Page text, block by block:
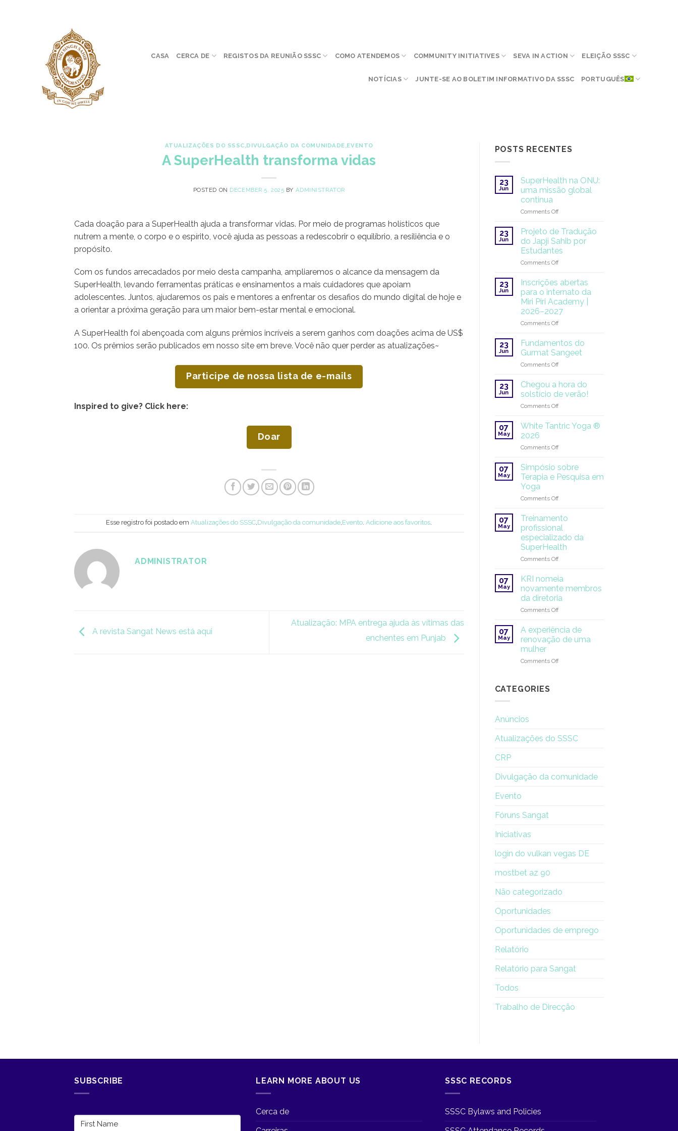
CASA CERCA DE REGISTOS DA REUNIÃO SSSC COMO ATENDEMOS COMMUNITY INITIATIVES SEVA IN ACTION ELEIÇÃO SSSC
NOTÍCIAS JUNTE-SE AO BOLETIM INFORMATIVO DA SSSC PORTUGUÊS
ATUALIZAÇÕES DO SSSC,DIVULGAÇÃO DA COMUNIDADE,EVENTO
A SuperHealth transforma vidas
POSTED ON DECEMBER 5, 2025 BY ADMINISTRATOR
Cada doação para a SuperHealth ajuda a transformar vidas. Por meio de programas holísticos que
nutrem a mente, o corpo e o espírito, você ajuda as pessoas a redescobrir o equilíbrio, a resiliência e o
propósito.
Com os fundos arrecadados por meio desta campanha, ampliaremos o alcance da mensagem da
SuperHealth, levando ferramentas práticas e ensinamentos a mais cuidadores que apoiam
adolescentes. Juntos, ajudaremos os pais e mentores a enfrentar os desafios do mundo digital de hoje e
a orientar a próxima geração para um maior bem-estar mental e emocional.
A SuperHealth foi abençoada com alguns prêmios incríveis a serem ganhos com doações acima de US$
100. Os prêmios serão publicados em nosso site em breve. Você não quer perder as atualizações~
Participe de nossa lista de e-mails
Inspired to give? Click here:
Doar
Esse registro foi postado emAtualizações do SSSC,Divulgação da comunidade,Evento.Adicione aos favoritos.
ADMINISTRATOR
A revista Sangat News está aqui
Atualização: MPA entrega ajuda às vítimas das
enchentes em Punjab
POSTS RECENTES
23
Jun
SuperHealth na ONU:
uma missão global
continua
Comments Offon
na
ONU:
uma
missão
global
23
Jun
Projeto de Tradução
do Japji Sahib por
Estudantes
Comments Offon
Tradução
do
Japji
Sahib
por
23
Jun
Inscrições abertas
para o internato da
Miri Piri Academy |
2026–2027
Comments Offon
abertas
para
o
internato
Miri
Piri
2027
23
Jun
Fundamentos do
Gurmat Sangeet
Comments Offon
do
Gurmat
Sangeet
23
Jun
Chegou a hora do
solstício de verão!
Comments Offon
a
hora
solstício
verão!
07
May
White Tantric Yoga ®
2026
Comments Offon
Tantric
Yoga
®
07
May
Simpósio sobre
Terapia e Pesquisa em
Yoga
Comments Offon
sobre
Terapia
e
Pesquisa
em
Yoga
07
May
Treinamento
profissional
especializado da
SuperHealth
Comments Offon
profissional
especializado
da
SuperHealth
07
May
KRI nomeia
novamente membros
da diretoria
Comments Offon
nomeia
novamente
membros
diretoria
07
May
A experiência de
renovação de uma
mulher
Comments Offon
CATEGORIES
Anúncios
Atualizações do SSSC
CRP
Divulgação da comunidade
Evento
Fóruns Sangat
Iniciativas
login do vulkan vegas DE
mostbet az 90
Não categorizado
Oportunidades
Oportunidades de emprego
Relatório
Relatório para Sangat
Todos
Trabalho de Direcção
SUBSCRIBE LEARN MORE ABOUT US
Cerca de
SSSC RECORDS
SSSC Bylaws and Policies